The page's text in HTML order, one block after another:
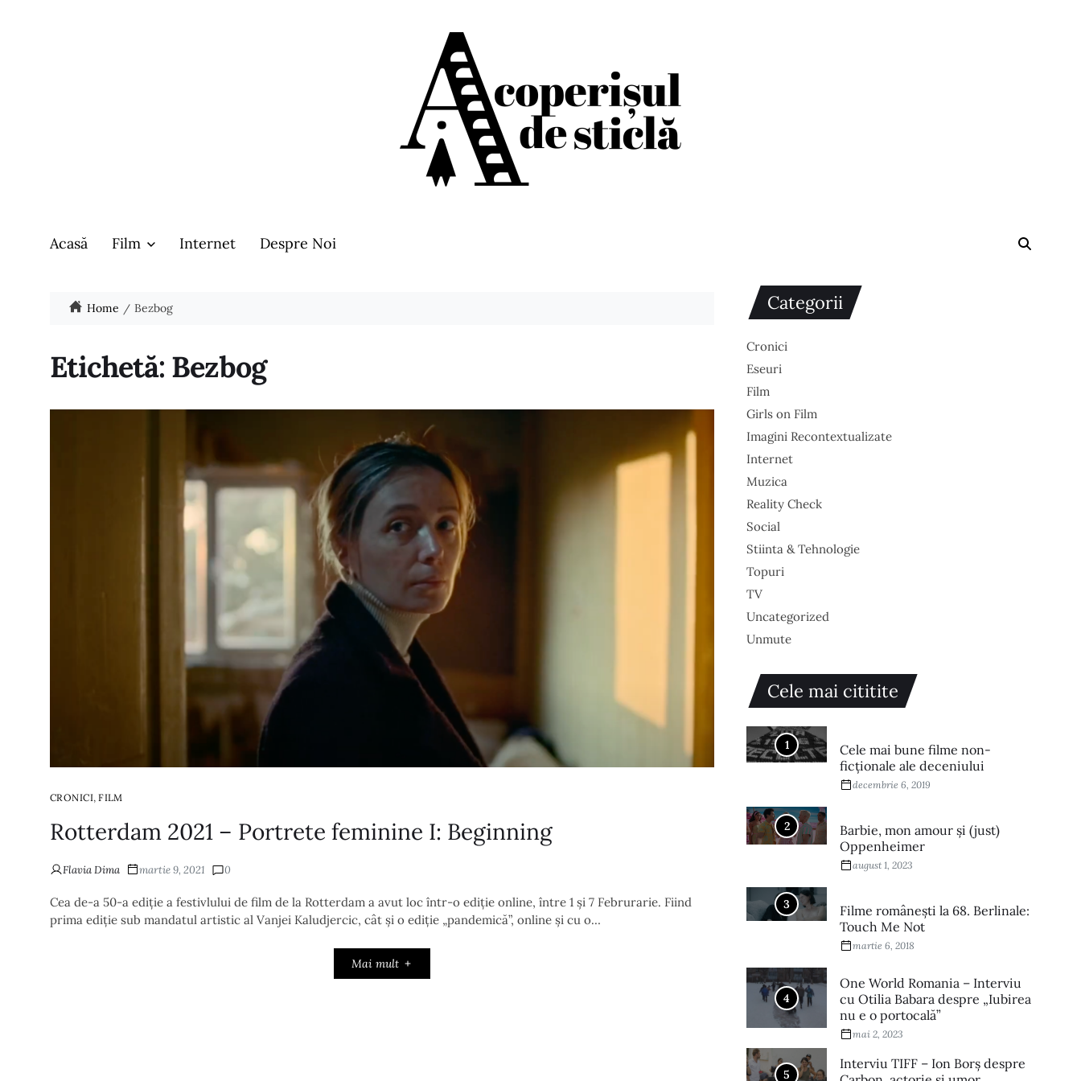
Acasă Film Internet Despre Noi
Home Bezbog
Etichetă: Bezbog
CRONICI,FILM
Rotterdam 2021 – Portrete feminine I: Beginning
Flavia Dima martie 9, 2021 0
Cea de-a 50-a ediție a festivlului de film de la Rotterdam a avut loc într-o ediție online, între 1 și 7 Februrarie. Fiind
prima ediție sub mandatul artistic al Vanjei Kaludjercic, cât și o ediție „pandemică”, online și cu o…
Mai mult
Categorii
Cronici
Eseuri
Film
Girls on Film
Imagini Recontextualizate
Internet
Muzica
Reality Check
Social
Stiinta & Tehnologie
Topuri
TV
Uncategorized
Unmute
Cele mai cititite
1
Cele mai bune filme non-
ficționale ale deceniului
decembrie 6, 2019
2
Barbie, mon amour și (just)
Oppenheimer
august 1, 2023
3
Filme româneşti la 68. Berlinale:
Touch Me Not
martie 6, 2018
4
One World Romania – Interviu
cu Otilia Babara despre „Iubirea
nu e o portocală”
mai 2, 2023
5
Interviu TIFF – Ion Borș despre